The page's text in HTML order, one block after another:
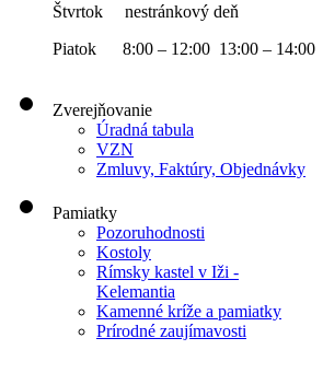
Štvrtok nestránkový deň
Piatok 8:00 – 12:00 13:00 – 14:00
Zverejňovanie
Úradná tabula
VZN
Zmluvy, Faktúry, Objednávky
Pamiatky
Pozoruhodnosti
Kostoly
Rímsky kastel v Iži -
Kelemantia
Kamenné kríže a pamiatky
Prírodné zaujímavosti